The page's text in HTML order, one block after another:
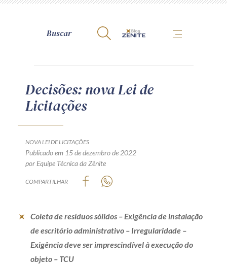
A Zênite
Como publicar conosco
Termos de uso
Guia de Direitos dos Titulares de Dados
Produtos e serviços
Decisões: nova Lei de
Licitações
NOVA LEI DE LICITAÇÕES
Publicado em 15 de dezembro de 2022
por Equipe Técnica da Zênite
COMPARTILHAR
Coleta de resíduos sólidos – Exigência de instalação
de escritório administrativo – Irregularidade –
Exigência deve ser imprescindível à execução do
objeto – TCU